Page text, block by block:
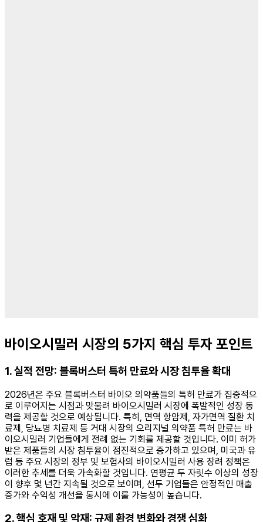
바이오시밀러 시장의 5가지 핵심 투자 포인트
1. 실적 전망: 블록버스터 특허 만료와 시장 침투율 확대
2026년은 주요 블록버스터 바이오 의약품들의 특허 만료가 집중적으
로 이루어지는 시점과 맞물려 바이오시밀러 시장에 폭발적인 성장 동
력을 제공할 것으로 예상됩니다. 특히, 면역 항암제, 자가면역 질환 치
료제, 당뇨병 치료제 등 거대 시장의 오리지널 의약품 특허 만료는 바
이오시밀러 기업들에게 전례 없는 기회를 제공할 것입니다. 이미 허가
받은 제품들의 시장 침투율이 점진적으로 증가하고 있으며, 미국과 유
럽 등 주요 시장의 정부 및 보험사의 바이오시밀러 사용 장려 정책은
이러한 추세를 더욱 가속화할 것입니다. 연평균 두 자릿수 이상의 성장
이 향후 몇 년간 지속될 것으로 보이며, 선두 기업들은 안정적인 매출
증가와 수익성 개선을 동시에 이룰 가능성이 높습니다.
2. 핵심 호재 및 악재: 규제 환경 변화와 경쟁 심화